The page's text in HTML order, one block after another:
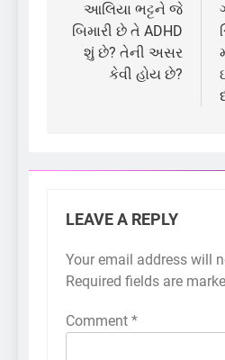
navigation
આલિયા ભટ્ટને જે
બિમારી છે તે ADHD
શું છે? તેની અસર
કેવી હોય છે?
LEAVE A REPLY
Your email address will
Required fields are
Comment *